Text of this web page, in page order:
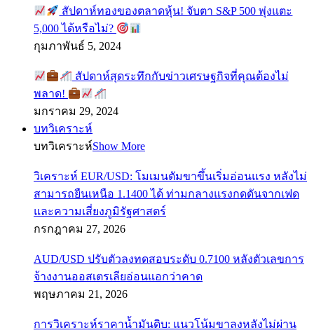
สัปดาห์ทองของตลาดหุ้น! จับตา S&P 500 พุ่งแตะ
5,000 ได้หรือไม่?
กุมภาพันธ์ 5, 2024
สัปดาห์สุดระทึกกับข่าวเศรษฐกิจที่คุณต้องไม่
พลาด!
มกราคม 29, 2024
บทวิเคราะห์
บทวิเคราะห์Show More
วิเคราะห์ EUR/USD: โมเมนตัมขาขึ้นเริ่มอ่อนแรง หลังไม่
สามารถยืนเหนือ 1.1400 ได้ ท่ามกลางแรงกดดันจากเฟด
และความเสี่ยงภูมิรัฐศาสตร์
กรกฎาคม 27, 2026
AUD/USD ปรับตัวลงทดสอบระดับ 0.7100 หลังตัวเลขการ
จ้างงานออสเตรเลียอ่อนแอกว่าคาด
พฤษภาคม 21, 2026
การวิเคราะห์ราคาน้ำมันดิบ: แนวโน้มขาลงหลังไม่ผ่าน